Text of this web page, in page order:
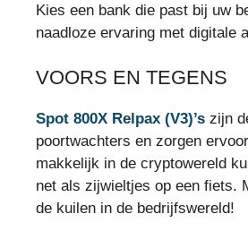
Kies een bank die past bij uw
naadloze ervaring met digitale
VOORS EN TEGENS
Spot 800X Relpax (V3)’s zijn
poortwachters en zorgen
makkelijk in de cryptowereld
net als zijwieltjes op een fiets.
de kuilen in de bedrijfswereld!